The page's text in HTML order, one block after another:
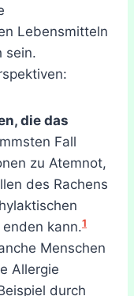
Lebensmitteln
sein.
die das
Fall
zu Atemnot,
des Rachens
kann.1
Menschen
Allergie
durch